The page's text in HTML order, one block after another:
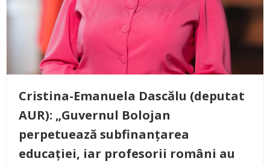
Cristina-Emanuela Dascălu (deputat
AUR): „Guvernul Bolojan
perpetuează subfinanțarea
educației, iar profesorii români au